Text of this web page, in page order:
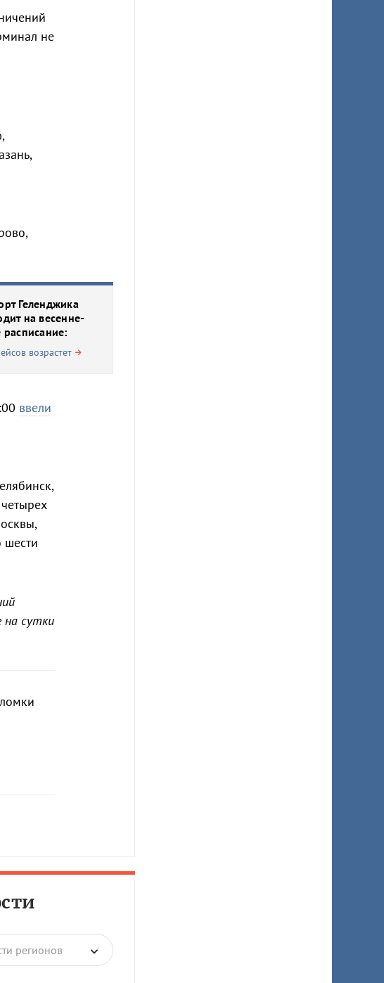
не
Геленджика
на весенне-
расписание:
возрастет
ввели
шести
на сутки
регионов